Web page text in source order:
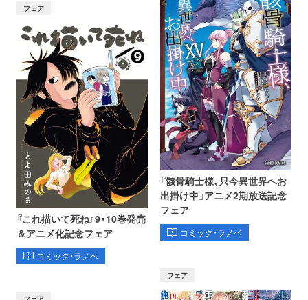
フェア
『これ描いて死ね』9・10巻発売
＆アニメ化記念フェア
コミック・ラノベ
『骸骨騎士様、只今異世界へお
出掛け中』アニメ2期放送記念
フェア
コミック・ラノベ
フェア